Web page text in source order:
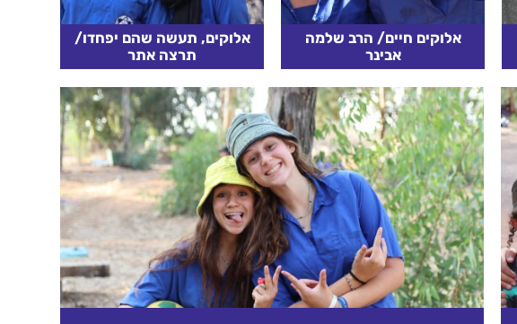
אלוקים חיים/ הרב שלמה
אבינר
אמר מי שאמר: " ירושלים
היא קדושה לשלושת הדתות"
- אבל אין זו אותה קדושה
כלל. מעשה באמו של הרב...
קרא עוד
אלוקים, תעשה שהם יפחדו/
תרצה אתר
אלוהים, אלוהים הגדול,
תעשה, שכל החיילים יאכלו
וישתו, זאת אומרת, שהם יחיו
וכל זה.. וגם תעשה שהם
יפחדו. אם שלנו יפחדו וגם
שלהם יפחדו וכל אחד יאמר
שהוא...
קרא עוד